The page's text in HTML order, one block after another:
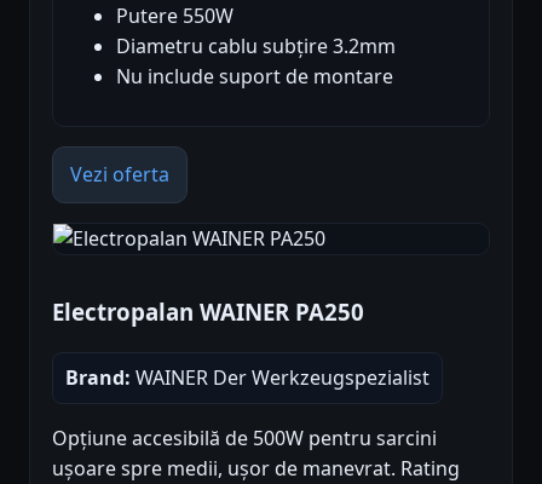
Putere 550W
Diametru cablu subțire 3.2mm
Nu include suport de montare
Vezi oferta
Electropalan WAINER PA250
Brand: WAINER Der Werkzeugspezialist
Opțiune accesibilă de 500W pentru sarcini
ușoare spre medii, ușor de manevrat. Rating